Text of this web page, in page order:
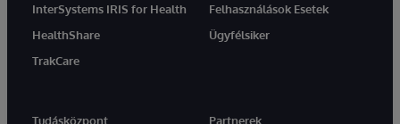
InterSystems IRIS for Health
HealthShare
TrakCare
Felhasználások Esetek
Ügyfélsiker
Tudásközpont
Partnerek